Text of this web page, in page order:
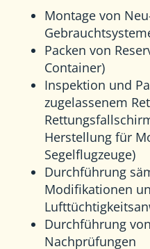
Montage von
Packen von
Container)
Inspektion und
zugelassenem
Herstellung für
Segelflugzeuge)
Durchführung
Modifikationen
Durchführung
Nachprüfungen